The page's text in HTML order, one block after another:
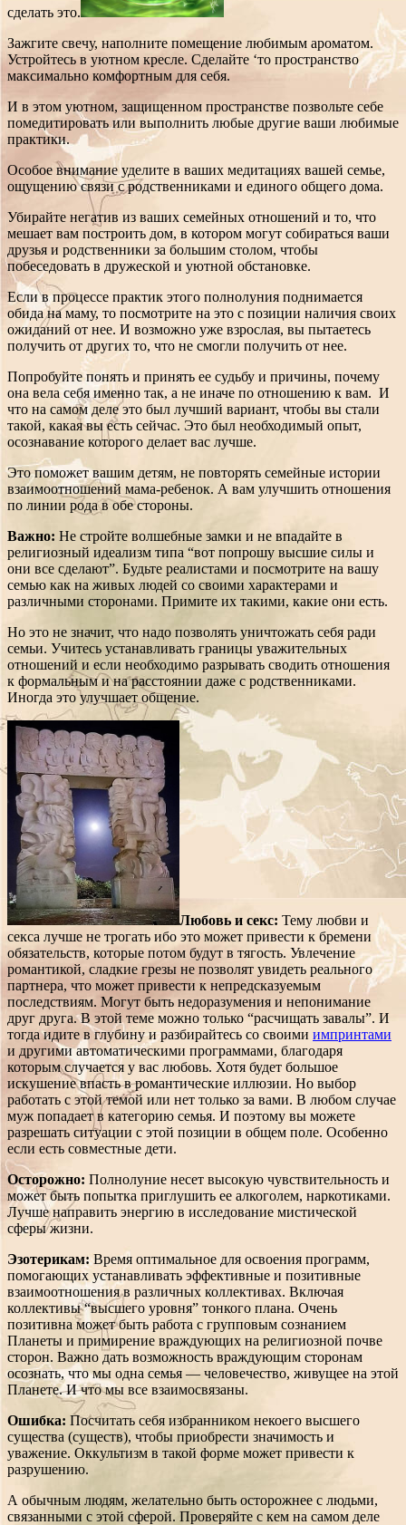
сделать это.
Зажгите свечу, наполните помещение любимым ароматом.
Устройтесь в уютном кресле. Сделайте ‘то пространство
максимально комфортным для себя.
И в этом уютном, защищенном пространстве позвольте себе
помедитировать или выполнить любые другие ваши любимые
практики.
Особое внимание уделите в ваших медитациях вашей семье,
ощущению связи с родственниками и единого общего дома.
Убирайте негатив из ваших семейных отношений и то, что
мешает вам построить дом, в котором могут собираться ваши
друзья и родственники за большим столом, чтобы
побеседовать в дружеской и уютной обстановке.
Если в процессе практик этого полнолуния поднимается
обида на маму, то посмотрите на это с позиции наличия своих
ожиданий от нее. И возможно уже взрослая, вы пытаетесь
получить от других то, что не смогли получить от нее.
Попробуйте понять и принять ее судьбу и причины, почему
она вела себя именно так, а не иначе по отношению к вам. И
что на самом деле это был лучший вариант, чтобы вы стали
такой, какая вы есть сейчас. Это был необходимый опыт,
осознавание которого делает вас лучше.
Это поможет вашим детям, не повторять семейные истории
взаимоотношений мама-ребенок. А вам улучшить отношения
по линии рода в обе стороны.
Важно: Не стройте волшебные замки и не впадайте в
религиозный идеализм типа “вот попрошу высшие силы и
они все сделают”. Будьте реалистами и посмотрите на вашу
семью как на живых людей со своими характерами и
различными сторонами. Примите их такими, какие они есть.
Но это не значит, что надо позволять уничтожать себя ради
семьи. Учитесь устанавливать границы уважительных
отношений и если необходимо разрывать сводить отношения
к формальным и на расстоянии даже с родственниками.
Иногда это улучшает общение.
Любовь и секс: Тему любви и
секса лучше не трогать ибо это может привести к бремени
обязательств, которые потом будут в тягость. Увлечение
романтикой, сладкие грезы не позволят увидеть реального
партнера, что может привести к непредсказуемым
последствиям. Могут быть недоразумения и непонимание
друг друга. В этой теме можно только “расчищать завалы”. И
тогда идите в глубину и разбирайтесь со своими импринтами
и другими автоматическими программами, благодаря
которым случается у вас любовь. Хотя будет большое
искушение впасть в романтические иллюзии. Но выбор
работать с этой темой или нет только за вами. В любом случае
муж попадает в категорию семья. И поэтому вы можете
разрешать ситуации с этой позиции в общем поле. Особенно
если есть совместные дети.
Осторожно: Полнолуние несет высокую чувствительность и
может быть попытка приглушить ее алкоголем, наркотиками.
Лучше направить энергию в исследование мистической
сферы жизни.
Эзотерикам:Время оптимальное для освоения программ,
помогающих устанавливать эффективные и позитивные
взаимоотношения в различных коллективах. Включая
коллективы “высшего уровня” тонкого плана. Очень
позитивна может быть работа с групповым сознанием
Планеты и примирение враждующих на религиозной почве
сторон. Важно дать возможность враждующим сторонам
осознать, что мы одна семья — человечество, живущее на этой
Планете. И что мы все взаимосвязаны.
Ошибка: Посчитать себя избранником некоего высшего
существа (существ), чтобы приобрести значимость и
уважение. Оккультизм в такой форме может привести к
разрушению.
А обычным людям, желательно быть осторожнее с людьми,
связанными с этой сферой. Проверяйте с кем на самом деле